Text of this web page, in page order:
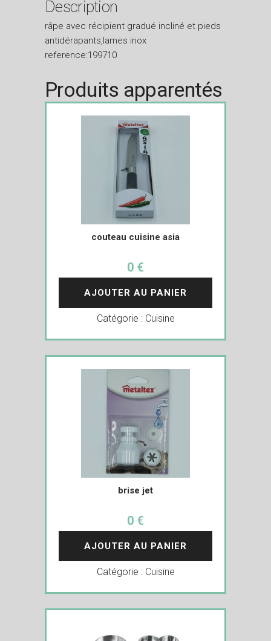
Description
râpe avec récipient gradué incliné et pieds
antidérapants,lames inox
reference:199710
Produits apparentés
couteau cuisine asia
0 €
AJOUTER AU PANIER
Catégorie : Cuisine
brise jet
0 €
AJOUTER AU PANIER
Catégorie : Cuisine